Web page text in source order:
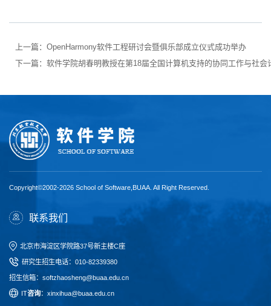
上一篇： OpenHarmony软件工程研讨会暨俱乐部成立仪式成功举办
下一篇： 软件学院胡春明教授在第18届全国计算机支持的协同工作与社
Copyright©2002-2026 School of Software,BUAA. All Right Reserved.
联系我们
北京市海淀区学院路37号新主楼C座
研究生招生电话： 010-82339380
招生信箱：softzhaosheng@buaa.edu.cn
T咨询：xinxihua@buaa.edu.cn